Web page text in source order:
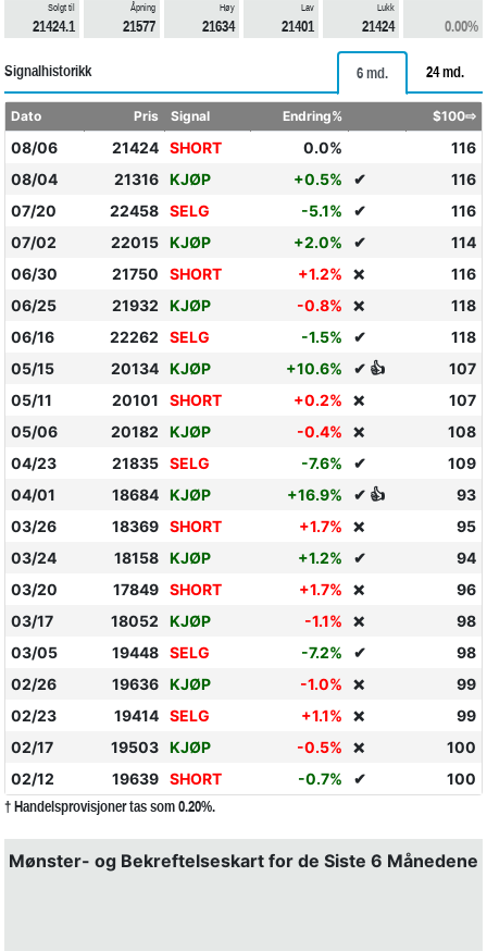
Solgt til
21424.1
Åpning
21577
Høy
21634
Lav
21401
Lukk
21424 0.00%
Signalhistorikk 6 md. 24 md.
Dato Pris Signal Endring% $100⇨
08/06 21424 SHORT 0.0%
116
08/04
21316 KJØP +0.5% ✔
116
07/20
22458 SELG -5.1% ✔
116
07/02
22015 KJØP +2.0% ✔
114
06/30
21750 SHORT +1.2% ❌
116
06/25
21932 KJØP -0.8% ❌
118
06/16
22262 SELG -1.5% ✔
118
05/15
20134 KJØP +10.6% ✔ 👍
107
05/11
20101 SHORT +0.2% ❌
107
05/06
20182 KJØP -0.4% ❌
108
04/23
21835 SELG -7.6% ✔
109
04/01
18684 KJØP +16.9% ✔ 👍
93
03/26
18369 SHORT +1.7% ❌
95
03/24
18158 KJØP +1.2% ✔
94
03/20
17849 SHORT +1.7% ❌
96
03/17
18052 KJØP -1.1% ❌
98
03/05
19448 SELG -7.2% ✔
98
02/26
19636 KJØP -1.0% ❌
99
02/23
19414 SELG +1.1% ❌
99
02/17
19503 KJØP -0.5% ❌
100
02/12
19639 SHORT -0.7% ✔ 100
† Handelsprovisjoner tas som 0.20%.
Mønster- og Bekreftelseskart for de Siste 6 Månedene